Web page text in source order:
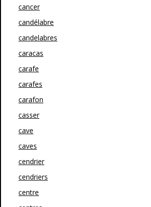
cancer
candélabre
candelabres
caracas
carafe
carafes
carafon
casser
cave
caves
cendrier
cendriers
centre